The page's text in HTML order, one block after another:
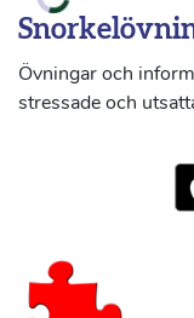
Övningar och
stressade och